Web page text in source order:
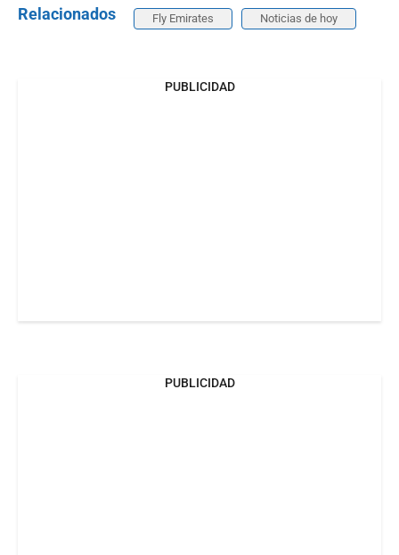
Relacionados Fly Emirates Noticias de hoy
PUBLICIDAD
PUBLICIDAD